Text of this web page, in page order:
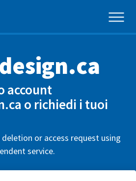
account
o richiedi i tuoi
or access request using
service.